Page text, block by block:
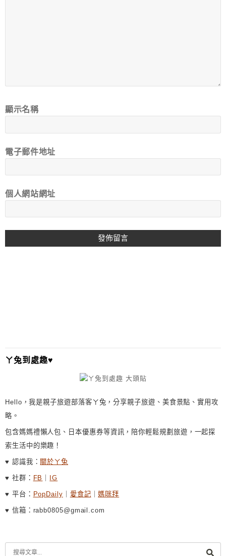
顯示名稱
電子郵件地址
個人網站網址
I
V
ㄚ兔到處趣♥
Hello，我是親子旅遊部落客ㄚ兔，分享親子旅遊、美食景點、實用攻
略。
包含媽媽禮懶人包、日本優惠券等資訊，陪你輕鬆規劃旅遊，一起探
索生活中的樂趣！
♥ 認識我： 關於ㄚ兔
♥ 社群： FB IG
♥ 平台： PopDaily 愛食記 ｜媽咪拜
♥ 信箱：rabb0805@gmail.com